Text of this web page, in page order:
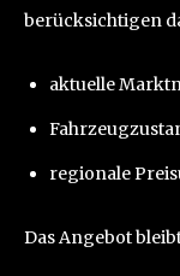
berücksichtigen
aktuelle
regionale
Das Angebot